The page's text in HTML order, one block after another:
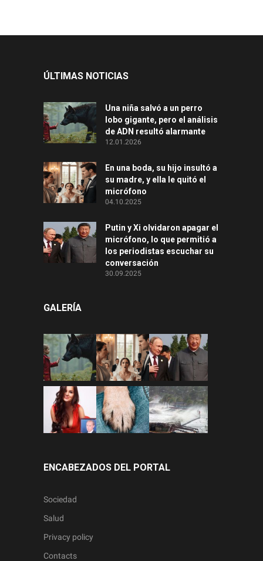
ÚLTIMAS NOTICIAS
Una niña salvó a un perro
lobo gigante, pero el análisis
de ADN resultó alarmante
12.01.2026
En una boda, su hijo insultó a
su madre, y ella le quitó el
micrófono
04.10.2025
Putin y Xi olvidaron apagar el
micrófono, lo que permitió a
los periodistas escuchar su
conversación
30.09.2025
GALERÍA
ENCABEZADOS DEL PORTAL
Sociedad
Salud
Privacy policy
Contacts